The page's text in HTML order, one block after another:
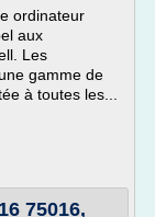
ordinateur
aux
Les
gamme de
à toutes les...
75016,